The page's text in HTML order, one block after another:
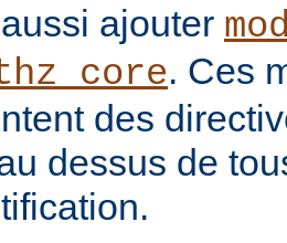
ajouter
. Ces
des
dessus de